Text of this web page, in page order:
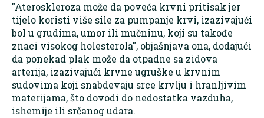
"Ateroskleroza može da poveća krvni pritisak jer
tijelo koristi više sile za pumpanje krvi, izazivajući
bol u grudima, umor ili mučninu, koji su takođe
znaci visokog holesterola", objašnjava ona, dodajući
da ponekad plak može da otpadne sa zidova
arterija, izazivajući krvne ugruške u krvnim
sudovima koji snabdevaju srce krvlju i hranljivim
materijama, što dovodi do nedostatka vazduha,
ishemije ili srčanog udara.